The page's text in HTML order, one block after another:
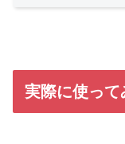
実際に使って